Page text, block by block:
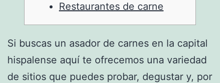
Restaurantes de carne
Si buscas un asador de carnes en la capital
hispalense aquí te ofrecemos una variedad
de sitios que puedes probar, degustar y, por